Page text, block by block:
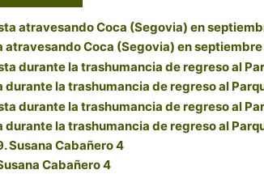
atravesando Coca (Segovia) en
durante la trashumancia de regreso al
durante la trashumancia de regreso al
Cabañero 4